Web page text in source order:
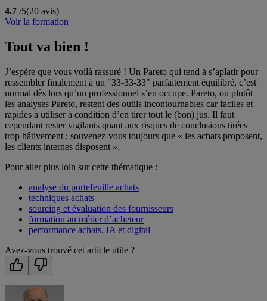
4.7 /5(20 avis)
Voir la formation
Tout va bien !
J’espère que vous voilà rassuré ! Un Pareto qui tend à s’aplatir pour
ressembler finalement à un "33-33-33" parfaitement équilibré, c’est
normal dès lors qu’un professionnel s’en occupe. Pareto, ou plutôt
les analyses Pareto, restent des outils incontournables car faciles et
rapides à utiliser à condition d’en tirer tout le (bon) jus. Il faut
cependant rester vigilants quant aux risques de conclusions tirées
trop hâtivement ; souvenez-vous toujours que « les achats proposent,
les clients internes disposent ».
Pour aller plus loin sur cette thématique :
analyse du portefeuille achats
techniques achats
sourcing et évaluation des fournisseurs
formation au métier d’acheteur
performance achats, IA et digital
Avez-vous trouvé cet article utile ?